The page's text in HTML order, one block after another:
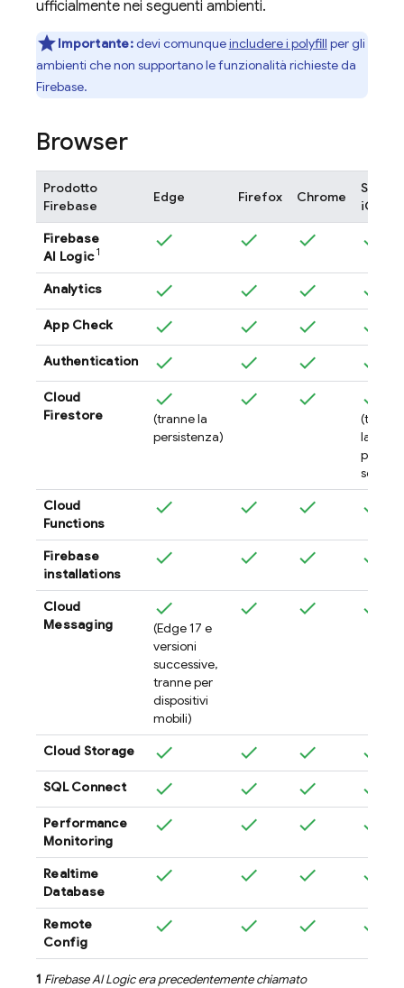
ufficialmente nei seguenti ambienti.
Importante:devi comunqueincludere i polyfill per gli
ambienti che non supportano le funzionalità richieste da
Firebase.
Browser
Prodotto
Firebase
Edge Firefox Chrome
Safari
iOS
Firebase
AI Logic 1
Analytics
App Check
Authentication
Cloud
Firestore
(tranne la
persistenza)
(tranne
la
se iOS
Cloud
Functions
Firebase
installations
Cloud
Messaging
(Edge 17 e
versioni
successive,
tranne per
dispositivi
mobili)
Cloud Storage
SQL Connect
Performance
Monitoring
Realtime
Database
Remote
Config
1 Firebase AI Logicera precedentemente chiamato